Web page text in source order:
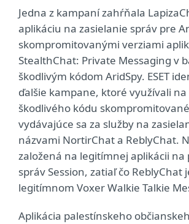
Jedna z kampaní zahŕňala
aplikáciu na zasielanie správ pre
skompromitovanými verziami
StealthChat: Private Messaging v
škodlivým kódom AridSpy. ESET
ďalšie kampane, ktoré využívali
škodlivého kódu
vydávajúce sa za služby na
názvami NortirChat a ReblyChat.
založená na legitímnej aplikácii na
správ Session, zatiaľ čo ReblyChat
legitímnom Voxer Walkie Talkie
Aplikácia palestínskeho